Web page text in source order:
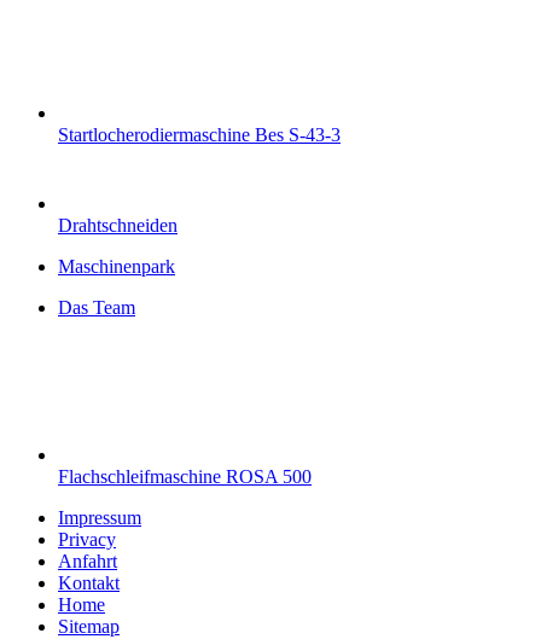
Startlocherodiermaschine Bes S-43-3
Drahtschneiden
Maschinenpark
Das Team
Flachschleifmaschine ROSA 500
Impressum
Privacy
Anfahrt
Kontakt
Home
Sitemap